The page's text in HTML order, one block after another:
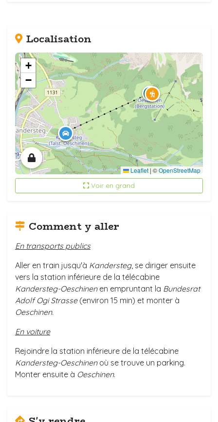
Localisation
+
−
Leaflet | ©OpenStreetMap
Voir en grand
Comment y aller
En transports publics
Aller en train jusqu'à Kandersteg, se diriger ensuite
vers la station inférieure de la télécabine
Kandersteg-Oeschinenen empruntant la Bundesrat
Adolf Ogi Strasse(environ 15 min) et monter à
Oeschinen.
En voiture
Rejoindre la station inférieure de la télécabine
Kandersteg-Oeschinen où se trouve un parking.
Monter ensuite à Oeschinen.